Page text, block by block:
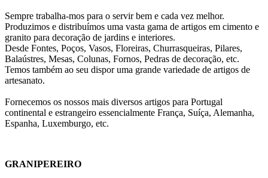
Sempre trabalha-mos para o servir bem e cada vez melhor.
Produzimos e distribuímos uma vasta gama de artigos em cimento e
granito para decoração de jardins e interiores.
Desde Fontes, Poços, Vasos, Floreiras, Churrasqueiras, Pilares,
Balaústres, Mesas, Colunas, Fornos, Pedras de decoração, etc.
Temos também ao seu dispor uma grande variedade de artigos de
artesanato.
Fornecemos os nossos mais diversos artigos para Portugal
continental e estrangeiro essencialmente França, Suíça, Alemanha,
Espanha, Luxemburgo, etc.
GRANIPEREIRO